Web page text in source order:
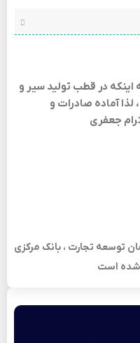
اینکه در قطب تولید سیر و
لذا آماده صادرات و
جعفری
توسعه تجارت ، بانک مرکزی
شده است